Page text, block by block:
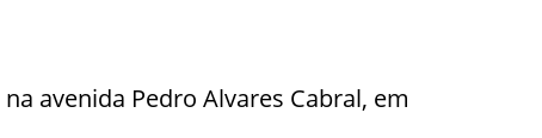
avenida Pedro Alvares Cabral, em